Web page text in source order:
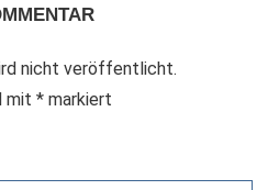
nicht veröffentlicht.
mit * markiert